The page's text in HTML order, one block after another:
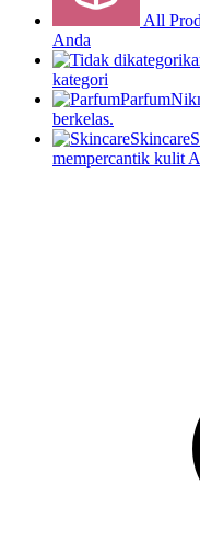
All
Anda
kategori
Parfum
berkelas.
Skincare
mempercantik kulit